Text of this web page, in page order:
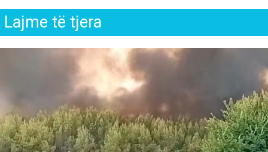
Lajme të tjera